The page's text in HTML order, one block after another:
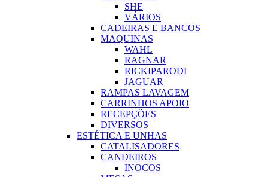
SHE
VÁRIOS
CADEIRAS E BANCOS
MAQUINAS
WAHL
RAGNAR
RICKIPARODI
JAGUAR
RAMPAS LAVAGEM
CARRINHOS APOIO
RECEPÇÕES
DIVERSOS
ESTÉTICA E UNHAS
CATALISADORES
CANDEIROS
INOCOS